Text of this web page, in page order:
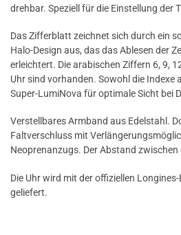
drehbar. Speziell für die Einstellung der
Das Zifferblatt zeichnet sich durch ein
Halo-Design aus, das das Ablesen der
erleichtert. Die arabischen Ziffern 6, 9,
Uhr sind vorhanden. Sowohl die Indexe
Super-LumiNova für optimale Sicht bei
Verstellbares Armband aus Edelstahl.
Faltverschluss mit
Neoprenanzugs. Der Abstand
Die Uhr wird mit der offiziellen
geliefert.